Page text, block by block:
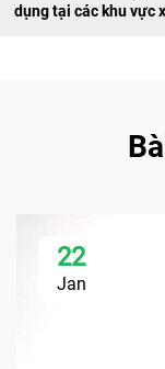
dụng tại các khu vực
22
Jan